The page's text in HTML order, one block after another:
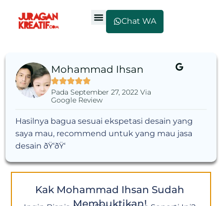
Chat WA
Mohammad Ihsan
Pada September 27, 2022 Via
Google Review
Hasilnya bagua sesuai ekspetasi desain yang
saya mau, recommend untuk yang mau jasa
desain ðŸ‘ðŸ‘
Kak Mohammad Ihsan Sudah
Membuktikan!